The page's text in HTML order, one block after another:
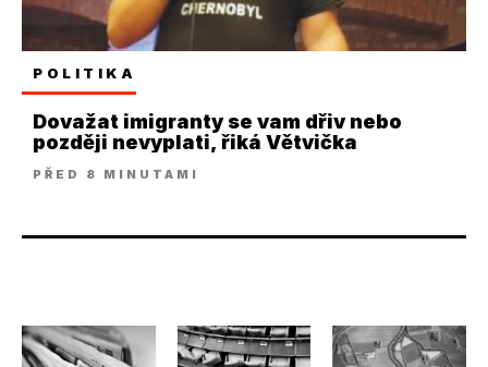
POLITIKA
Dovažat imigranty se vam dřiv nebo
později nevyplati, řiká Větvička
PŘED 8 MINUTAMI